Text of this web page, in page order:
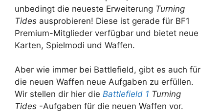
unbedingt die neueste Erweiterung Turning
Tides ausprobieren! Diese ist gerade für BF1
Premium-Mitglieder verfügbar und bietet neue
Karten, Spielmodi und Waffen.
Aber wie immer bei Battlefield, gibt es auch für
die neuen Waffen neue Aufgaben zu erfüllen.
Wir stellen dir hier die Battlefield 1 Turning
Tides -Aufgaben für die neuen Waffen vor.